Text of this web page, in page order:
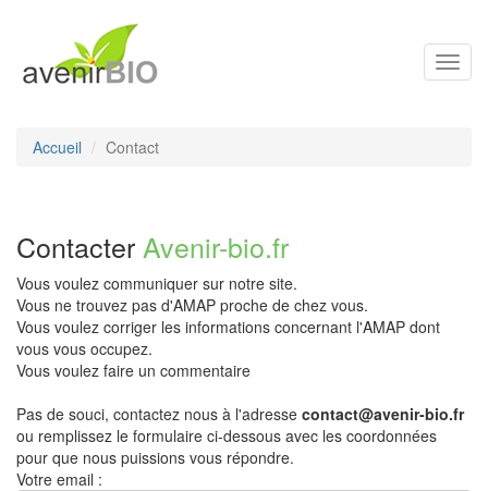
Accueil Contact
Contacter Avenir-bio.fr
Vous voulez communiquer sur notre site.
Vous ne trouvez pas d'AMAP proche de chez vous.
Vous voulez corriger les informations concernant l'AMAP dont
vous vous occupez.
Vous voulez faire un commentaire
Pas de souci, contactez nous à l'adresse contact@avenir-bio.fr
ou remplissez le formulaire ci-dessous avec les coordonnées
pour que nous puissions vous répondre.
Votre email :